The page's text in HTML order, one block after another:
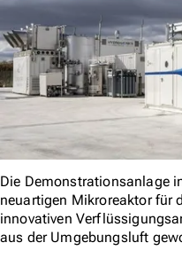
Die Demonstrationsanlage
neuartigen Mikroreaktor für
innovativen
aus der Umgebungsluft